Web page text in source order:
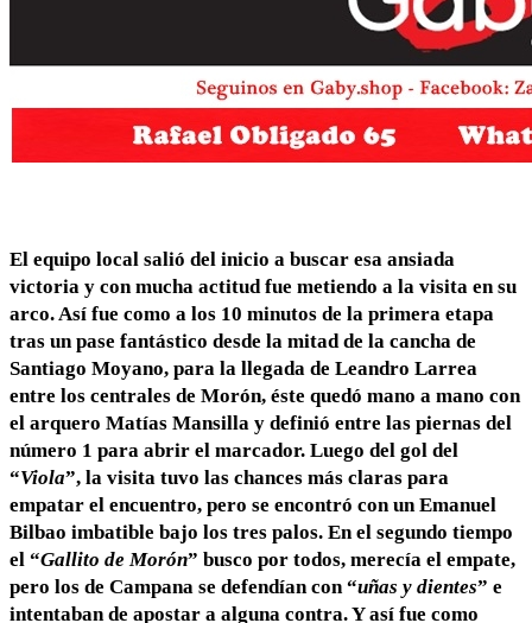
El equipo local salió del inicio a buscar esa ansiada
victoria y con mucha actitud fue metiendo a la visita en su
arco. Así fue como a los 10 minutos de la primera etapa
tras un pase fantástico desde la mitad de la cancha de
Santiago Moyano, para la llegada de Leandro Larrea
entre los centrales de Morón, éste quedó mano a mano con
el arquero Matías Mansilla y definió entre las piernas del
número 1 para abrir el marcador. Luego del gol del
“Viola”, la visita tuvo las chances más claras para
empatar el encuentro, pero se encontró con un Emanuel
Bilbao imbatible bajo los tres palos. En el segundo tiempo
el “Gallito de Morón” busco por todos, merecía el empate,
pero los de Campana se defendían con “uñas y dientes” e
intentaban de apostar a alguna contra. Y así fue como